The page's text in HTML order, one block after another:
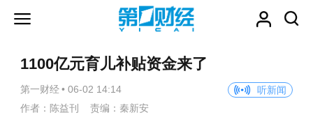
1100亿元育儿补贴资金来了
第一财经 • 06-02 14:14
听新闻
作者：陈益刊 责编：秦新安